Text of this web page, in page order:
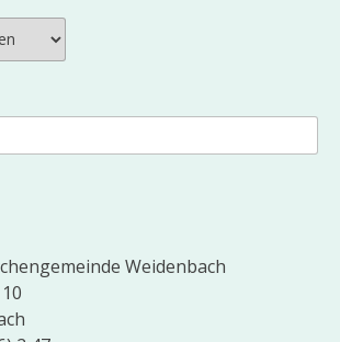
Weidenbach